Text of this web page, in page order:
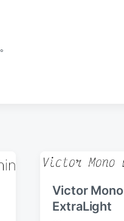
。
Victor Mono
ExtraLight